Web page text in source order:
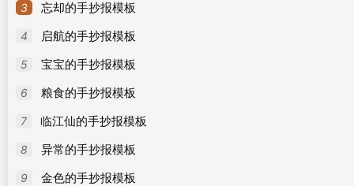
3 忘却的手抄报模板
4 启航的手抄报模板
5 宝宝的手抄报模板
6 粮食的手抄报模板
7 临江仙的手抄报模板
8 异常的手抄报模板
9 金色的手抄报模板